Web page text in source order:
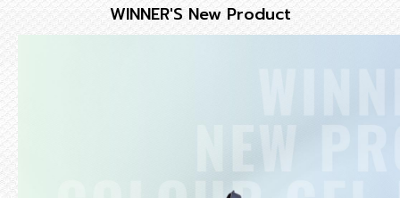
WINNER'S New Product